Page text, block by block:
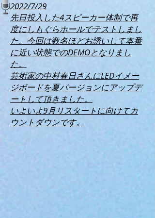
2022/7/29
先日投入した4スピーカー体制で再
度にしもぐらホールでテストしまし
た。今回は数名ほどお誘いして本番
に近い状態でのDEMOとなりまし
た。
芸術家の中村春日さんにLEDイメー
ジボードを夏バージョンにアップデ
ートして頂きました。
​いよいよ9月リスタートに向けてカ
ウントダウンです。